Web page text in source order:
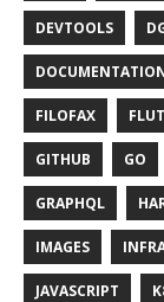
DEVTOOLS
FILOFAX
GITHUB GO
GRAPHQL
IMAGES
JAVASCRIPT